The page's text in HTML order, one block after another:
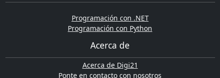
Programación con .NET
Programación con Python
Acerca de
Acerca de Digi21
Ponte en contacto con nosotros